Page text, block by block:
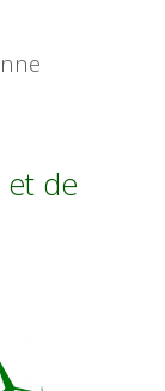
et de